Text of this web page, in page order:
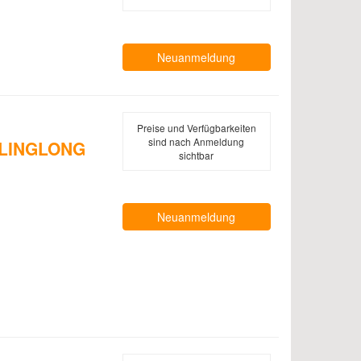
Neuanmeldung
Preise und Verfügbarkeiten
sind nach Anmeldung
sichtbar
Neuanmeldung